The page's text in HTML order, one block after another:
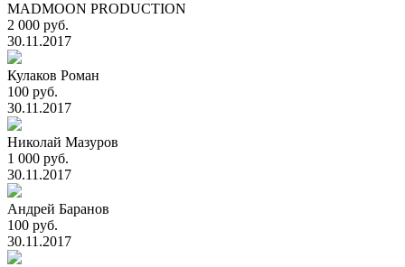
MADMOON PRODUCTION
2 000 руб.
30.11.2017
Кулаков Роман
100 руб.
30.11.2017
Николай Мазуров
1 000 руб.
30.11.2017
Андрей Баранов
100 руб.
30.11.2017